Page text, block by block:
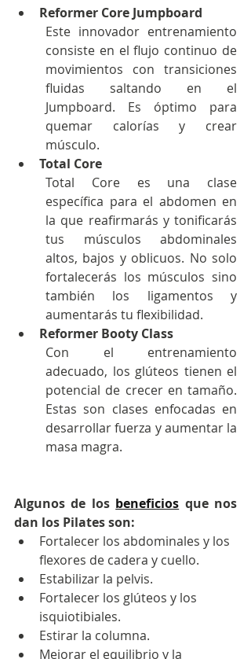
Reformer Core Jumpboard
Este innovador entrenamiento
consiste en el flujo continuo de
movimientos con transiciones
fluidas saltando en el
Jumpboard. Es óptimo para
quemar calorías y crear
músculo.
Total Core
Total Core es una clase
específica para el abdomen en
la que reafirmarás y tonificarás
tus músculos abdominales
altos, bajos y oblicuos. No solo
fortalecerás los músculos sino
también los ligamentos y
aumentarás tu flexibilidad.
Reformer Booty Class
Con el entrenamiento
adecuado, los glúteos tienen el
potencial de crecer en tamaño.
Estas son clases enfocadas en
desarrollar fuerza y aumentar la
masa magra.
Algunos de los beneficios que nos
dan los Pilates son:
Fortalecer los abdominales y los
flexores de cadera y cuello.
Estabilizar la pelvis.
Fortalecer los glúteos y los
isquiotibiales.
Estirar la columna.
Mejorar el equilibrio y la